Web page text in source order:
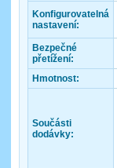
Konfigurovatelná
nastavení:
Bezpečné
přetížení:
Hmotnost:
Součásti
dodávky: